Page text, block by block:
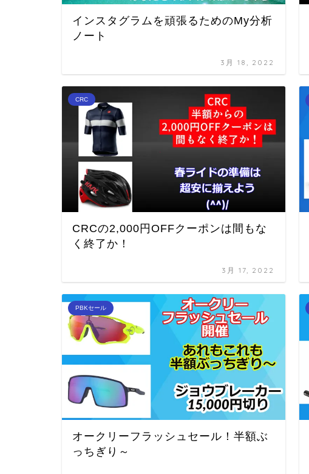
インスタグラムを頑張るためのMy分析
ノート
3月 18, 2022
CRC
CRCの2,000円OFFクーポンは間もな
く終了か！
3月 17, 2022
PBKセール
オークリーフラッシュセール！半額ぶ
っちぎり～